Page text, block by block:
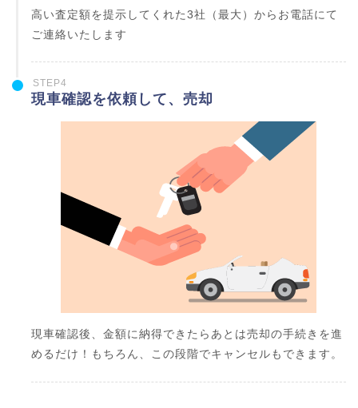
高い査定額を提示してくれた3社（最大）からお電話にて
ご連絡いたします
STEP4
現車確認を依頼して、売却
現車確認後、金額に納得できたらあとは売却の手続きを進
めるだけ！もちろん、この段階でキャンセルもできます。